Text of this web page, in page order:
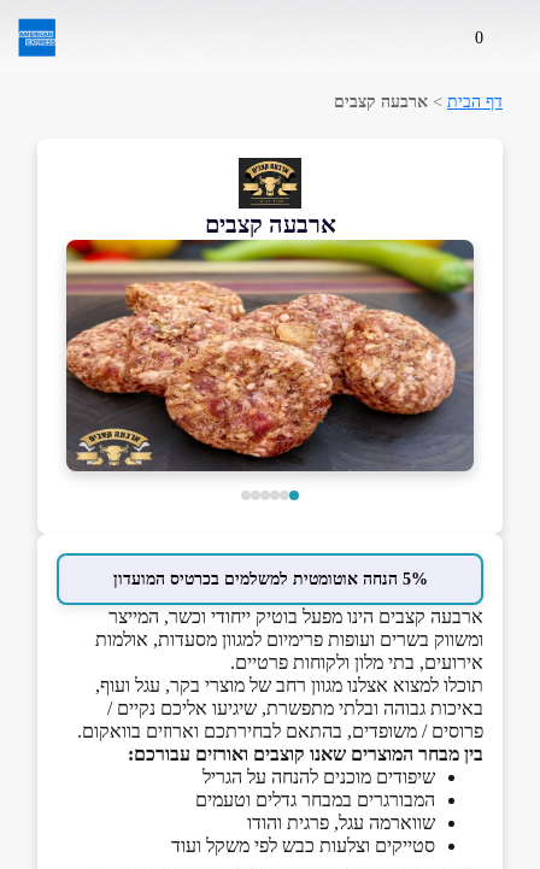
0
דף הבית > ארבעה קצבים
ארבעה קצבים
5% הנחה אוטומטית למשלמים בכרטיס המועדון
ארבעה קצבים הינו מפעל בוטיק ייחודי וכשר, המייצר
ומשווק בשרים ועופות פרימיום למגוון מסעדות, אולמות
אירועים, בתי מלון ולקוחות פרטיים.
תוכלו למצוא אצלנו מגוון רחב של מוצרי בקר, עגל ועוף,
באיכות גבוהה ובלתי מתפשרת, שיגיעו אליכם נקיים /
פרוסים / משופדים, בהתאם לבחירתכם וארוזים בוואקום.
בין מבחר המוצרים שאנו קוצבים ואורזים עבורכם:
שיפודים מוכנים להנחה על הגריל
המבורגרים במבחר גדלים וטעמים
שווארמה עגל, פרגית והודו
סטייקים וצלעות כבש לפי משקל ועוד